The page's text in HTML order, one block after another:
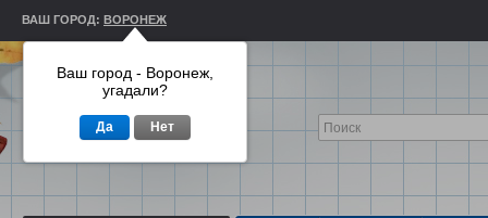
ВАШ ГОРОД: ВОРОНЕЖ
Ваш город - Воронеж,
угадали?
Да Нет